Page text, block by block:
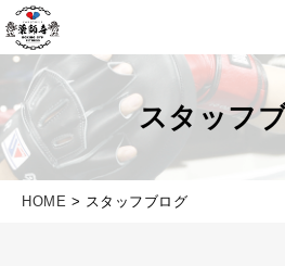
スタッフ
HOME > スタッフブログ